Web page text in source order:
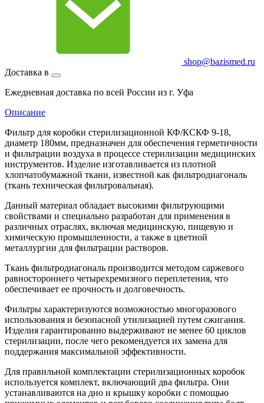
shop@bazismed.ru
Доставка в
Ежедневная доставка по всей России из г. Уфа
Описание
Фильтр для коробки стерилизационной КФ/КСКФ 9-18,
диаметр 180мм, предназначен для обеспечения герметичности
и фильтрации воздуха в процессе стерилизации медицинских
инструментов. Изделие изготавливается из плотной
хлопчатобумажной ткани, известной как фильтродиагональ
(ткань техническая фильтровальная).
Данный материал обладает высокими фильтрующими
свойствами и специально разработан для применения в
различных отраслях, включая медицинскую, пищевую и
химическую промышленности, а также в цветной
металлургии для фильтрации растворов.
Ткань фильтродиагональ производится методом саржевого
равностороннего четырехремизного переплетения, что
обеспечивает ее прочность и долговечность.
Фильтры характеризуются возможностью многоразового
использования и безопасной утилизацией путем сжигания.
Изделия гарантированно выдерживают не менее 60 циклов
стерилизации, после чего рекомендуется их замена для
поддержания максимальной эффективности.
Для правильной комплектации стерилизационных коробок
используется комплект, включающий два фильтра. Они
устанавливаются на дно и крышку коробки с помощью